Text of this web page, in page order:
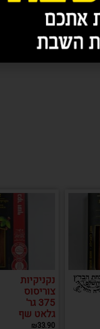
נקניקיות
צוריסוס
375 גר'
גלאט שף
₪33.90